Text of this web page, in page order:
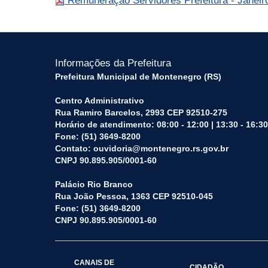
Informações da Prefeitura
Prefeitura Municipal de Montenegro (RS)
Centro Administrativo
Rua Ramiro Barcelos, 2993 CEP 92510-275
Horário de atendimento: 08:00 - 12:00 | 13:30 - 16:30
Fone: (51) 3649-8200
Contato: ouvidoria@montenegro.rs.gov.br
CNPJ 90.895.905/0001-60
Palácio Rio Branco
Rua João Pessoa, 1363 CEP 92510-045
Fone: (51) 3649-8200
CNPJ 90.895.905/0001-60
CANAIS DE